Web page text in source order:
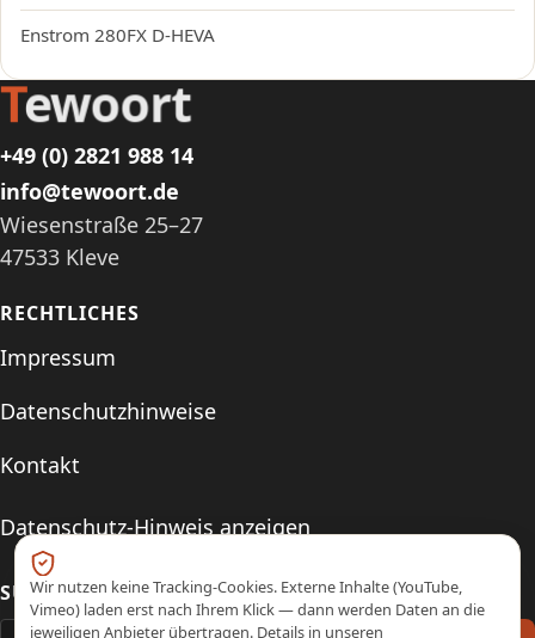
Enstrom 280FX D-HEVA
Tewoort
+49 (0) 2821 988 14
info@tewoort.de
Wiesenstraße 25–27
47533 Kleve
RECHTLICHES
Impressum
Datenschutzhinweise
Kontakt
Datenschutz-Hinweis anzeigen
SUCHE
Wir nutzen keine Tracking-Cookies. Externe Inhalte (YouTube,
Vimeo) laden erst nach Ihrem Klick — dann werden Daten an die
jeweiligen Anbieter übertragen. Details in unseren